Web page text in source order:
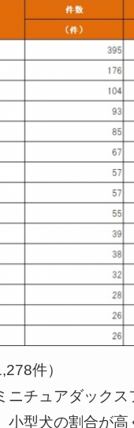
件）
ニチュアダックス
小型犬の割合が